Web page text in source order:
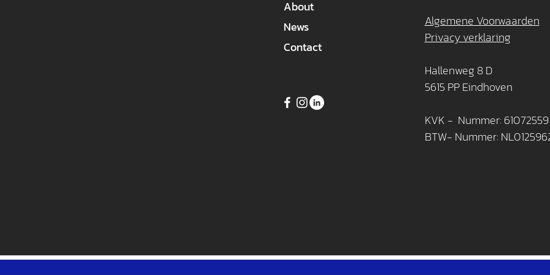
About
News
Contact
Algemene Voorwaarden
Privacy verklaring
Hallenweg 8 D
5615 PP Eindhoven
KVK - Nummer: 61072559
BTW- Nummer: